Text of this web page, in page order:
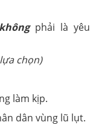
khôngphải là yêu
chọn)
làm kịp.
dân vùng lũ lụt.